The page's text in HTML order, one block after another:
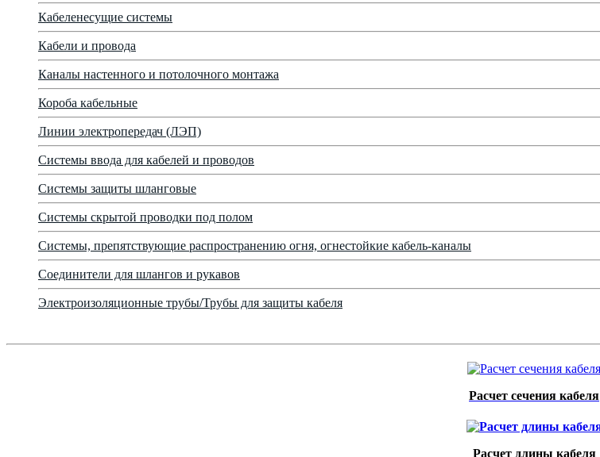
Кабеленесущие системы
Кабели и провода
Каналы настенного и потолочного монтажа
Короба кабельные
Линии электропередач (ЛЭП)
Системы ввода для кабелей и проводов
Системы защиты шланговые
Системы скрытой проводки под полом
Системы, препятствующие распространению огня, огнестойкие кабель-каналы
Соединители для шлангов и рукавов
Электроизоляционные трубы/Трубы для защиты кабеля
Расчет сечения кабеля
Расчет длины кабеля